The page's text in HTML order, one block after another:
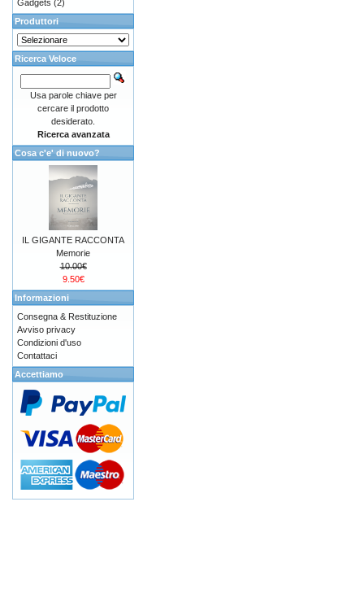
Gadgets (2)
Produttori
Ricerca Veloce
Usa parole chiave per
cercare il prodotto
desiderato.
Ricerca avanzata
Cosa c'e' di nuovo?
IL GIGANTE RACCONTA
Memorie
10.00€
9.50€
Informazioni
Consegna & Restituzione
Avviso privacy
Condizioni d'uso
Contattaci
Accettiamo